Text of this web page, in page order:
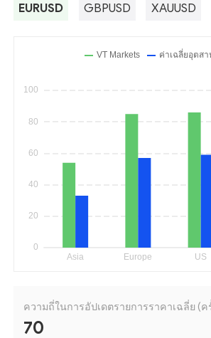
EURUSD GBPUSD XAUUSD
ความถี่ในการอัปเดตรายการราคาเฉลี่ย (
70